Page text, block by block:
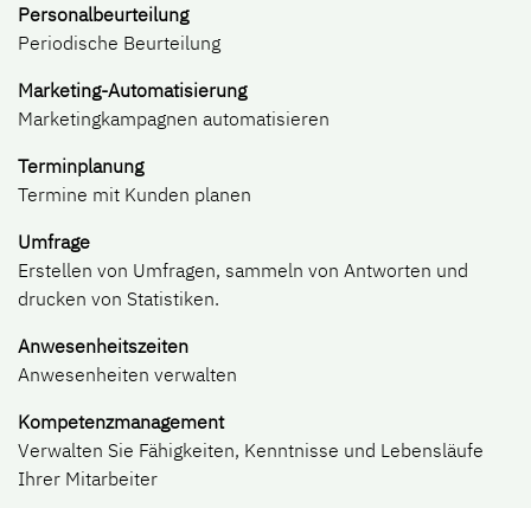
Personalbeurteilung
Periodische Beurteilung
Marketing-Automatisierung
Marketingkampagnen automatisieren
Terminplanung
Termine mit Kunden planen
Umfrage
Erstellen von Umfragen, sammeln von Antworten und
drucken von Statistiken.
Anwesenheitszeiten
Anwesenheiten verwalten
Kompetenzmanagement
Verwalten Sie Fähigkeiten, Kenntnisse und Lebensläufe
Ihrer Mitarbeiter